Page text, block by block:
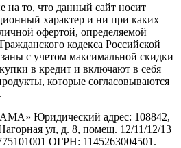
то, что данный сайт носит
характер и ни при каких
офертой, определяемой
кодекса Российской
с учетом максимальной скидки
в кредит и включают в себя
которые согласовываются
Юридический адрес: 108842,
ул, д. 8, помещ. 12/11/12/13
ОГРН: 1145263004501.